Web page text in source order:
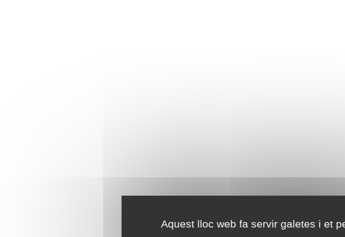
Aquest lloc web fa servir galetes i et